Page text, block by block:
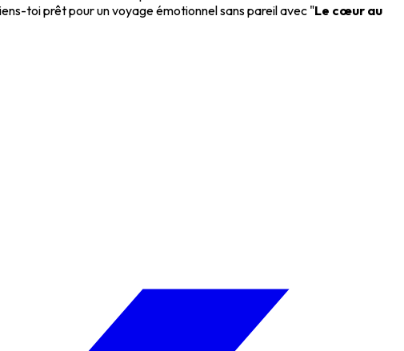
toi prêt pour un voyage émotionnel sans pareil avec "Le cœur au